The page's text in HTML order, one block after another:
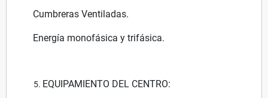
Cumbreras Ventiladas.
Energía monofásica y trifásica.
EQUIPAMIENTO DEL CENTRO: